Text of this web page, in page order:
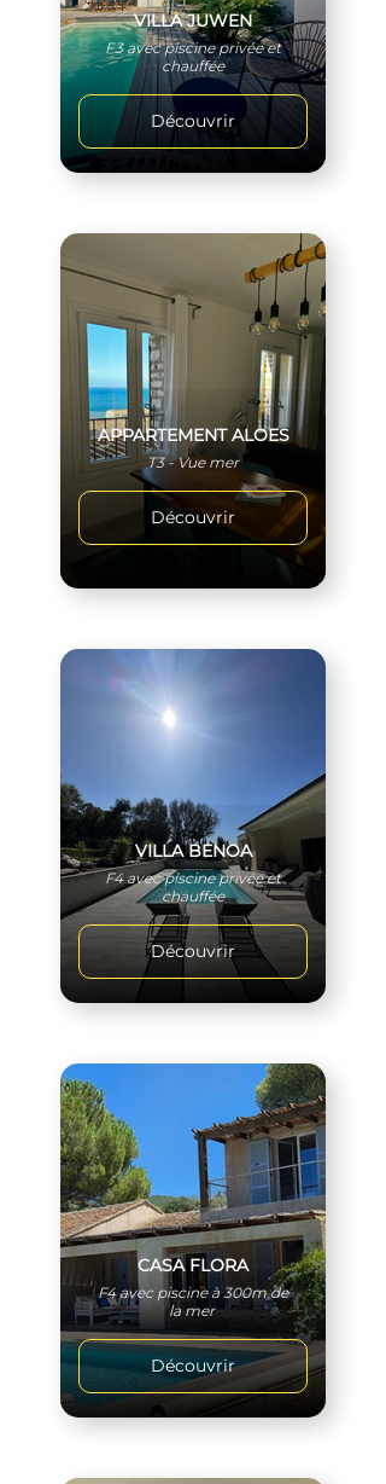
VILLA JUWEN
F3 avec piscine privée et
chauffée
Découvrir
APPARTEMENT ALOES
T3 - Vue mer
Découvrir
VILLA BENOA
F4 avec piscine privée et
chauffée
Découvrir
CASA FLORA
F4 avec piscine à 300m de
la mer
Découvrir